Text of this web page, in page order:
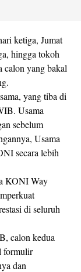
ketiga, Jumat
hingga tokoh
calon yang bakal
yang tiba di
Usama
sebelum
Usama
secara lebih
KONI Way
di seluruh
calon kedua
formulir
dan